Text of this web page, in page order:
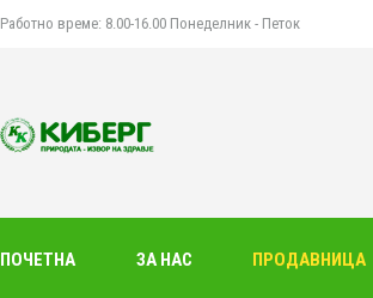
Работно време: 8.00-16.00 Понеделник - Петок
ПОЧЕТНА ЗА НАС ПРОДАВНИЦА